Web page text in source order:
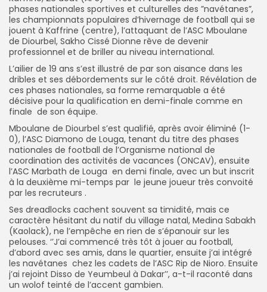
phases nationales sportives et culturelles des ”navétanes”,
les championnats populaires d’hivernage de football qui se
jouent à Kaffrine (centre), l’attaquant de l’ASC Mboulane
de Diourbel, Sakho Cissé Dionne rêve de devenir
professionnel et de briller au niveau international.
L’ailier de 19 ans s’est illustré de par son aisance dans les
dribles et ses débordements sur le côté droit. Révélation de
ces phases nationales, sa forme remarquable a été
décisive pour la qualification en demi-finale comme en
finale de son équipe.
Mboulane de Diourbel s’est qualifié, après avoir éliminé (1-
0), l’ASC Diamono de Louga, tenant du titre des phases
nationales de football de l’Organisme national de
coordination des activités de vacances (ONCAV), ensuite
l’ASC Marbath de Louga en demi finale, avec un but inscrit
à la deuxième mi-temps par le jeune joueur très convoité
par les recruteurs .
Ses dreadlocks cachent souvent sa timidité, mais ce
caractère hésitant du natif du village natal, Medina Sabakh
(Kaolack), ne l’empêche en rien de s’épanouir sur les
pelouses. ‘’J’ai commencé très tôt à jouer au football,
d’abord avec ses amis, dans le quartier, ensuite j’ai intégré
les navétanes chez les cadets de l’ASC Rip de Nioro. Ensuite
j’ai rejoint Disso de Yeumbeul à Dakar’’, a-t-il raconté dans
un wolof teinté de l’accent gambien.